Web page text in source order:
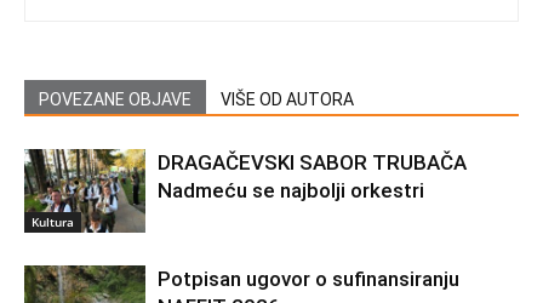
POVEZANE OBJAVE VIŠE OD AUTORA
Kultura
DRAGAČEVSKI SABOR TRUBAČA
Nadmeću se najbolji orkestri
Potpisan ugovor o sufinansiranju